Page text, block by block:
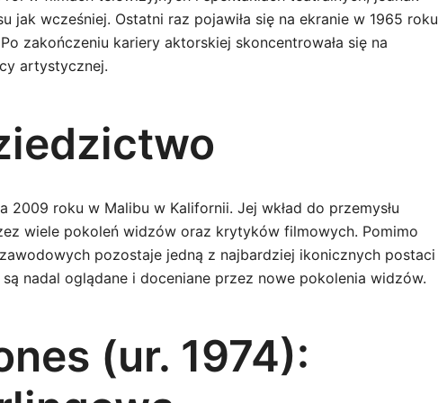
jak wcześniej. Ostatni raz pojawiła się na ekranie w 1965 roku
zakończeniu kariery aktorskiej skoncentrowała się na
artystycznej.
2009 roku w Malibu w Kalifornii. Jej wkład do przemysłu
wiele pokoleń widzów oraz krytyków filmowych. Pomimo
pozostaje jedną z najbardziej ikonicznych postaci
nadal oglądane i doceniane przez nowe pokolenia widzów.
(ur. 1974):